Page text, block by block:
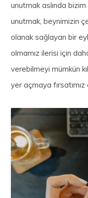
unutmak aslında
unutmak, beynimizin
olanak sağlayan bir
olmamız ilerisi için
verebilmeyi mümkün
yer açmaya fırsatımız